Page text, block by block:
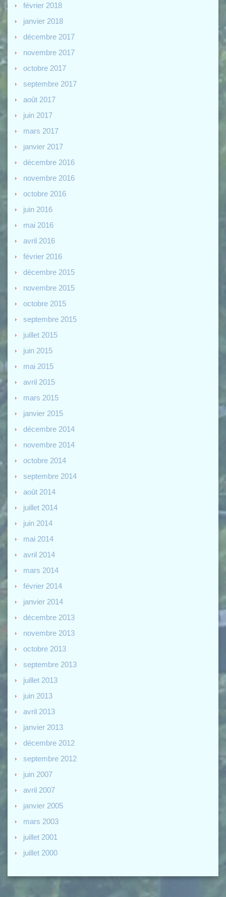
février 2018
janvier 2018
décembre 2017
novembre 2017
octobre 2017
septembre 2017
août 2017
juin 2017
mars 2017
janvier 2017
décembre 2016
novembre 2016
octobre 2016
juin 2016
mai 2016
avril 2016
février 2016
décembre 2015
novembre 2015
octobre 2015
septembre 2015
juillet 2015
juin 2015
mai 2015
avril 2015
mars 2015
janvier 2015
décembre 2014
novembre 2014
octobre 2014
septembre 2014
août 2014
juillet 2014
juin 2014
mai 2014
avril 2014
mars 2014
février 2014
janvier 2014
décembre 2013
novembre 2013
octobre 2013
septembre 2013
juillet 2013
juin 2013
avril 2013
janvier 2013
décembre 2012
septembre 2012
juin 2007
avril 2007
janvier 2005
mars 2003
juillet 2001
juillet 2000